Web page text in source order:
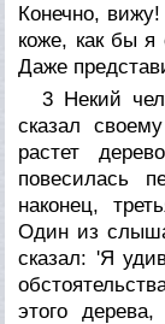
Конечно,
коже, как бы я
Даже
3 Некий
сказал
растет
повесилась
наконец,
Один из
сказал: 'Я
этого